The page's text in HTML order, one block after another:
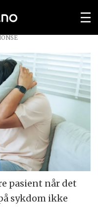
pasient når det
sykdom ikke